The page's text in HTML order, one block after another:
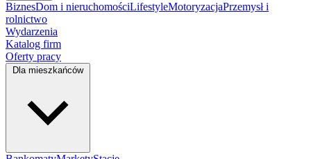
BiznesDom i nieruchomościLifestyleMotoryzacjaPrzemysł i
rolnictwo
Wydarzenia
Katalog firm
Oferty pracy
Dla mieszkańców